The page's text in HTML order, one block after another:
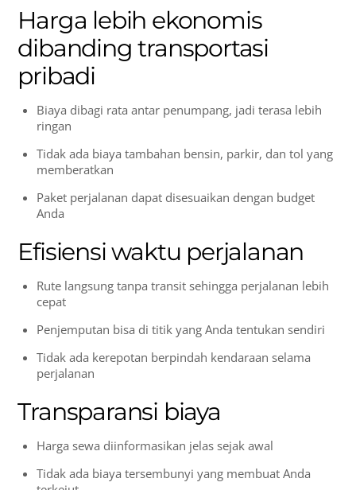
Harga lebih ekonomis
dibanding transportasi
pribadi
Biaya dibagi rata antar penumpang, jadi terasa lebih
ringan
Tidak ada biaya tambahan bensin, parkir, dan tol yang
memberatkan
Paket perjalanan dapat disesuaikan dengan budget
Anda
Efisiensi waktu perjalanan
Rute langsung tanpa transit sehingga perjalanan lebih
cepat
Penjemputan bisa di titik yang Anda tentukan sendiri
Tidak ada kerepotan berpindah kendaraan selama
perjalanan
Transparansi biaya
Harga sewa diinformasikan jelas sejak awal
Tidak ada biaya tersembunyi yang membuat Anda